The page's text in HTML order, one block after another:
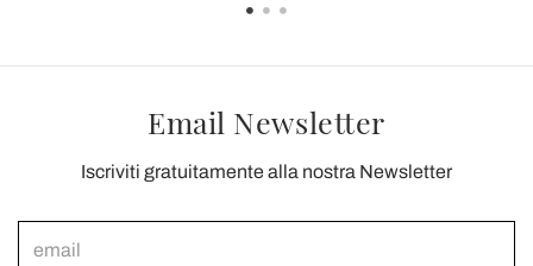
Email Newsletter
Iscriviti gratuitamente alla nostra Newsletter